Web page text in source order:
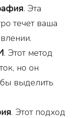
. Эта
течет ваша
. Этот метод
но он
выделить
. Этот подход